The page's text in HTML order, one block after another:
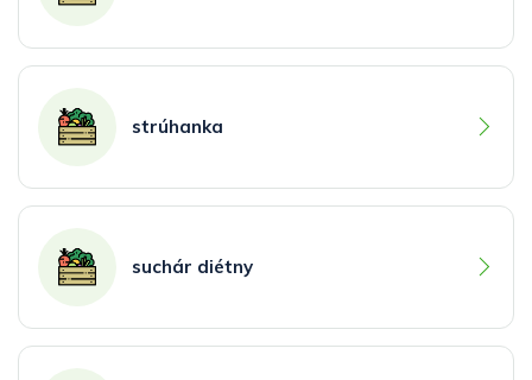
strúhanka
suchár diétny